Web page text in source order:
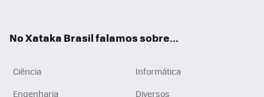
No Xataka Brasil falamos sobre...
Ciência
Informática
Engenharia
Diversos